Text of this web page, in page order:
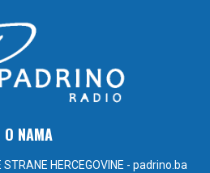
O NAMA
HERCEGOVINE - padrino.ba